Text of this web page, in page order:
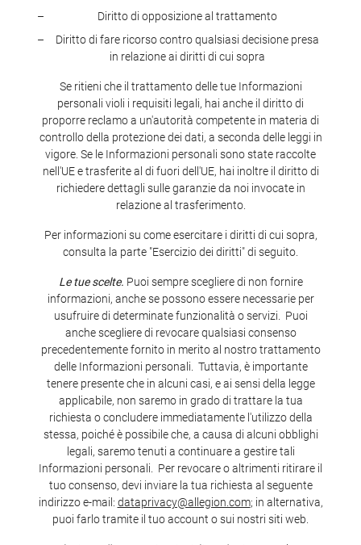
Diritto di opposizione al trattamento
Diritto di fare ricorso contro qualsiasi decisione presa
in relazione ai diritti di cui sopra
Se ritieni che il trattamento delle tue Informazioni
personali violi i requisiti legali, hai anche il diritto di
proporre reclamo a un'autorità competente in materia di
controllo della protezione dei dati, a seconda delle leggi in
vigore. Se le Informazioni personali sono state raccolte
nell'UE e trasferite al di fuori dell'UE, hai inoltre il diritto di
richiedere dettagli sulle garanzie da noi invocate in
relazione al trasferimento.
Per informazioni su come esercitare i diritti di cui sopra,
consulta la parte "Esercizio dei diritti" di seguito.
Le tue scelte. Puoi sempre scegliere di non fornire
informazioni, anche se possono essere necessarie per
usufruire di determinate funzionalità o servizi. Puoi
anche scegliere di revocare qualsiasi consenso
precedentemente fornito in merito al nostro trattamento
delle Informazioni personali. Tuttavia, è importante
tenere presente che in alcuni casi, e ai sensi della legge
applicabile, non saremo in grado di trattare la tua
richiesta o concludere immediatamente l'utilizzo della
stessa, poiché è possibile che, a causa di alcuni obblighi
legali, saremo tenuti a continuare a gestire tali
Informazioni personali. Per revocare o altrimenti ritirare il
tuo consenso, devi inviare la tua richiesta al seguente
indirizzo e-mail: dataprivacy@allegion.com; in alternativa,
puoi farlo tramite il tuo account o sui nostri siti web.